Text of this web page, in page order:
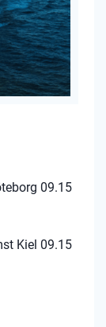
09.15
Kiel 09.15